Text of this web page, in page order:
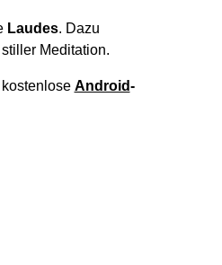
Laudes. Dazu
Meditation.
Android-